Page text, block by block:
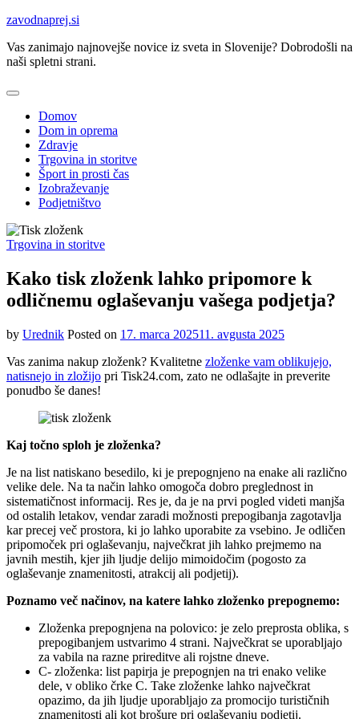
Skip
content
zavodnaprej.si
Vas zanimajo najnovejše novice iz sveta in Slovenije? Dobrodošli na
naši spletni strani.
Domov
Dom in oprema
Zdravje
Trgovina in storitve
Šport in prosti čas
Izobraževanje
Podjetništvo
Trgovina in storitve
Kako tisk zloženk lahko pripomore k
odličnemu oglaševanju vašega podjetja?
by Urednik Posted on 17. marca 202511. avgusta 2025
Vas zanima nakup zloženk? Kvalitetne zloženke vam oblikujejo,
natisnejo in zložijo pri Tisk24.com, zato ne odlašajte in preverite
ponudbo še danes!
Kaj točno sploh je zloženka?
Je na list natiskano besedilo, ki je prepognjeno na enake ali različno
velike dele. Na ta način lahko omogoča dobro preglednost in
sistematičnost informacij. Res je, da je na prvi pogled videti manjša
od ostalih letakov, vendar zaradi možnosti prepogibanja zagotavlja
kar precej več prostora, ki jo lahko uporabite za vsebino. Je odličen
pripomoček pri oglaševanju, največkrat jih lahko prejmemo na
javnih mestih, kjer jih ljudje delijo mimoidočim (pogosto za
oglaševanje znamenitosti, atrakcij ali podjetij).
Poznamo več načinov, na katere lahko zloženko prepognemo:
Zloženka prepognjena na polovico: je zelo preprosta oblika, s
prepogibanjem ustvarimo 4 strani. Največkrat se uporabljajo
za vabila na razne prireditve ali rojstne dneve.
C- zloženka: list papirja je prepognjen na tri enako velike
dele, v obliko črke C. Take zloženke lahko največkrat
opazimo, da jih ljudje uporabljajo za promocijo turističnih
znamenitosti ali kot brošure pri oglaševanju podjetij.